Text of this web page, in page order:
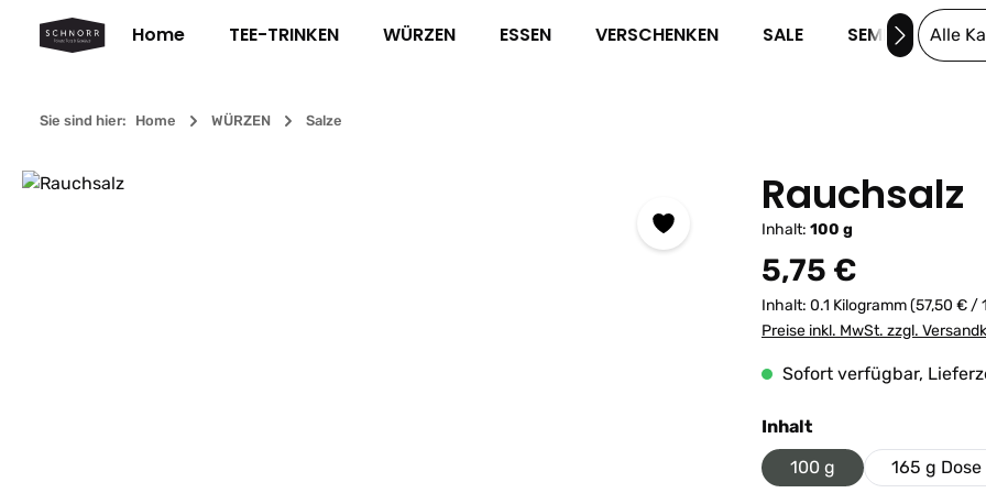
Hauptinhalt springen
Zur Suche springen
Zur Hauptnavigation springen
Home TEE-TRINKEN WÜRZEN ESSEN VERSCHENKEN SALE SEMINAREAlle
Sie sind hier: Home WÜRZEN Salze
Bildergalerie überspringen Rauchsalz
Inhalt: 100 g
Regulärer Preis:
5,75 €
Inhalt: 0.1 Kilogramm(57,50 € /
Preise inkl. MwSt. zzgl.
Sofort verfügbar,
Inhaltauswählen
100 g
165 g Dose